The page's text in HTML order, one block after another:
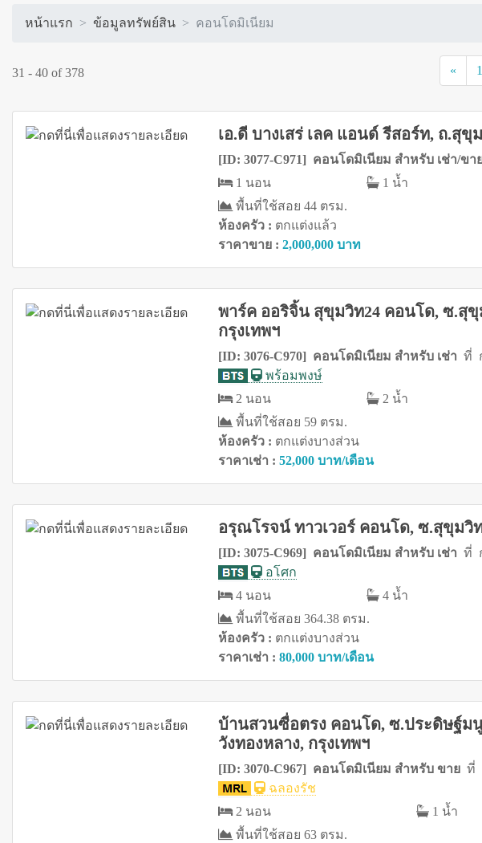
หน้าแรก ข้อมูลทรัพย์สิน คอนโดมิเนียม
31 - 40 of 378 « 1
เอ.ดี บางเสร่ เลค แอนด์ รีสอร์ท, ถ.สุ
[ID: 3077-C971] คอนโดมิเนียม สำหรับ เช่า/ขา
1 นอน
1 น้ำ
พื้นที่ใช้สอย 44 ตรม.
ห้องครัว : ตกแต่งแล้ว
ราคาขาย : 2,000,000 บาท
พาร์ค ออริจิ้น สุขุมวิท24 คอนโด, ซ.สุ
กรุงเทพฯ
[ID: 3076-C970] คอนโดมิเนียม สำหรับ เช่า ที่
พร้อมพงษ์
2 นอน
2 น้ำ
พื้นที่ใช้สอย 59 ตรม.
ห้องครัว : ตกแต่งบางส่วน
ราคาเช่า : 52,000 บาท/เดือน
อรุณโรจน์ ทาวเวอร์ คอนโด, ซ.สุขุมวิ
[ID: 3075-C969] คอนโดมิเนียม สำหรับ เช่า ที่
อโศก
4 นอน
4 น้ำ
พื้นที่ใช้สอย 364.38 ตรม.
ห้องครัว : ตกแต่งบางส่วน
ราคาเช่า : 80,000 บาท/เดือน
บ้านสวนซื่อตรง คอนโด, ซ.ประดิษฐ์ม
วังทองหลาง, กรุงเทพฯ
[ID: 3070-C967] คอนโดมิเนียม สำหรับ ขาย ที่
ฉลองรัช
2 นอน
1 น้ำ
พื้นที่ใช้สอย 63 ตรม.